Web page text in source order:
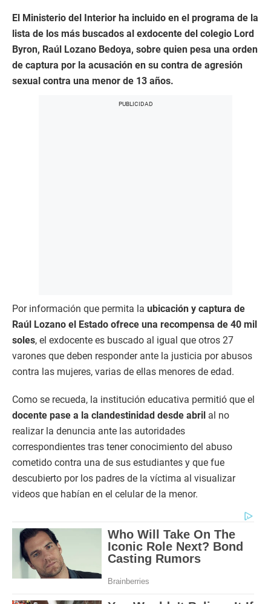
El Ministerio del Interior ha incluido en el programa de la
lista de los más buscados al exdocente del colegio Lord
Byron, Raúl Lozano Bedoya, sobre quien pesa una orden
de captura por la acusación en su contra de agresión
sexual contra una menor de 13 años.
Por información que permita la ubicación y captura de
Raúl Lozano el Estado ofrece una recompensa de 40 mil
soles, el exdocente es buscado al igual que otros 27
varones que deben responder ante la justicia por abusos
contra las mujeres, varias de ellas menores de edad.
Como se recueda, la institución educativa permitió que el
docente pase a la clandestinidad desde abril al no
realizar la denuncia ante las autoridades
correspondientes tras tener conocimiento del abuso
cometido contra una de sus estudiantes y que fue
descubierto por los padres de la víctima al visualizar
videos que habían en el celular de la menor.